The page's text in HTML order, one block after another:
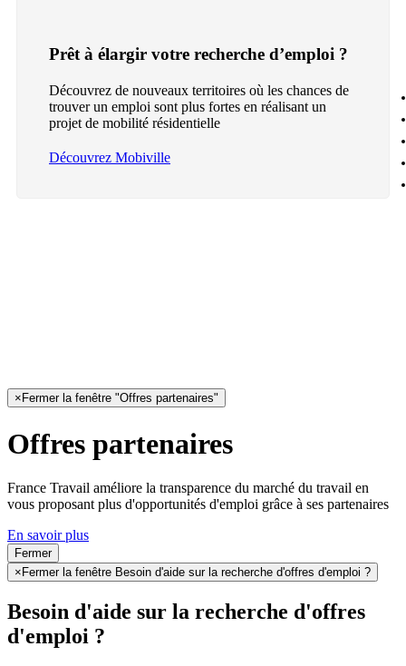
Prêt à élargir votre recherche d’emploi ?
Découvrez de nouveaux territoires où les chances de
trouver un emploi sont plus fortes en réalisant un
projet de mobilité résidentielle
Découvrez Mobiville
× Fermer la fenêtre "Offres partenaires"
Offres partenaires
France Travail améliore la transparence du marché du travail en
vous proposant plus d'opportunités d'emploi grâce à ses partenaires
En savoir plus
Fermer
× Fermer la fenêtre Besoin d'aide sur la recherche d'offres d'emploi ?
Besoin d'aide sur la recherche d'offres
d'emploi ?